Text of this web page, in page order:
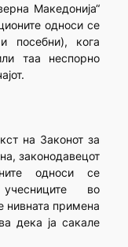
Македонија“
односи се
посебни), кога
таа неспорно
на Законот за
законодавецот
односи се
во
нивната примена
дека ја сакале